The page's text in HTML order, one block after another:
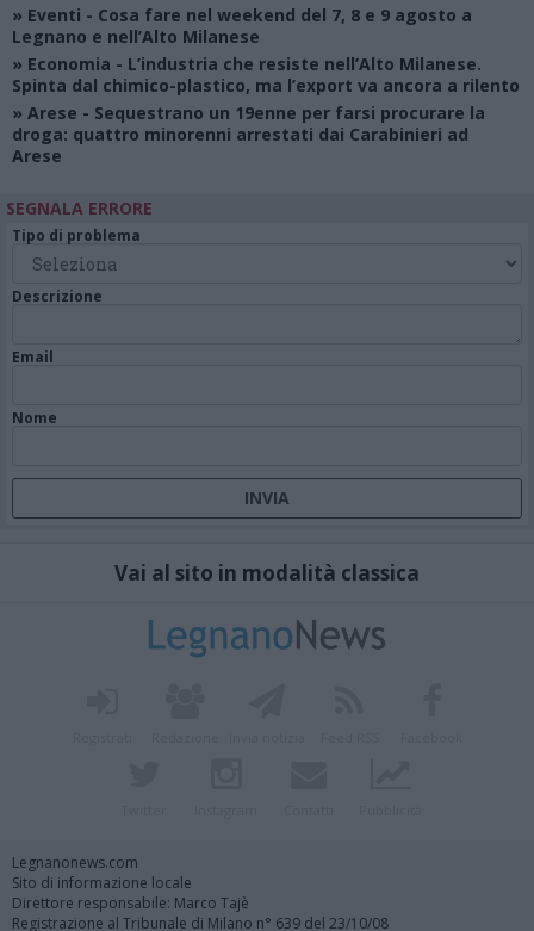
» Eventi - Cosa fare nel weekend del 7, 8 e 9 agosto a
Legnano e nell’Alto Milanese
» Economia - L’industria che resiste nell’Alto Milanese.
Spinta dal chimico-plastico, ma l’export va ancora a rilento
» Arese - Sequestrano un 19enne per farsi procurare la
droga: quattro minorenni arrestati dai Carabinieri ad
Arese
SEGNALA ERRORE
Tipo di problema
Descrizione
Email
Nome
Vai al sito in modalità classica
Legnanonews.com
Sito di informazione locale
Direttore responsabile: Marco Tajè
Registrazione al Tribunale di Milano n° 639 del 23/10/08